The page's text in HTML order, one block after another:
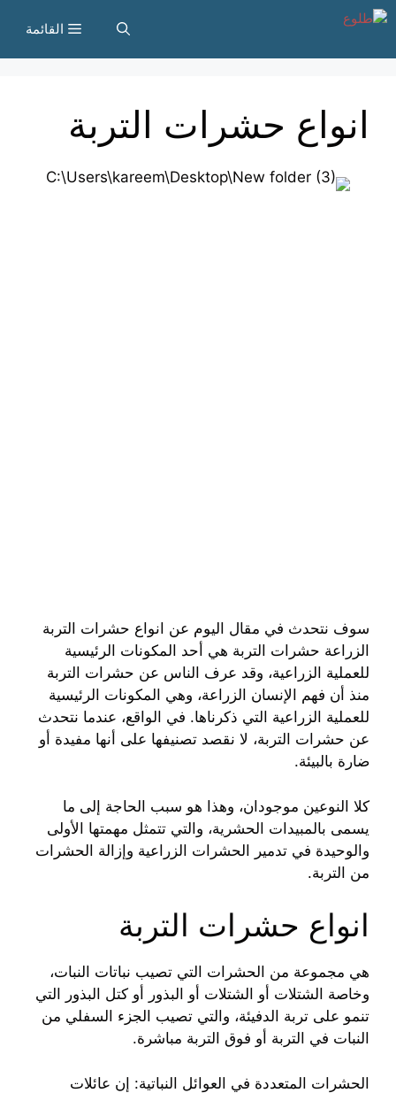
انتقل
المحتوى
القائمة
انواع حشرات التربة
سوف نتحدث في مقال اليوم عن انواع حشرات التربة
الزراعة حشرات التربة هي أحد المكونات الرئيسية
للعملية الزراعية، وقد عرف الناس عن حشرات التربة
منذ أن فهم الإنسان الزراعة، وهي المكونات الرئيسية
للعملية الزراعية التي ذكرناها. في الواقع، عندما نتحدث
عن حشرات التربة، لا نقصد تصنيفها على أنها مفيدة أو
ضارة بالبيئة.
كلا النوعين موجودان، وهذا هو سبب الحاجة إلى ما
يسمى بالمبيدات الحشرية، والتي تتمثل مهمتها الأولى
والوحيدة في تدمير الحشرات الزراعية وإزالة الحشرات
من التربة.
انواع حشرات التربة
هي مجموعة من الحشرات التي تصيب نباتات النبات،
وخاصة الشتلات أو الشتلات أو البذور أو كتل البذور التي
تنمو على تربة الدفيئة، والتي تصيب الجزء السفلي من
النبات في التربة أو فوق التربة مباشرة.
الحشرات المتعددة في العوائل النباتية: إن عائلات